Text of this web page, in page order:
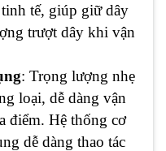
tế, giúp giữ dây
trượt dây khi vận
: Trọng lượng nhẹ
loại, dễ dàng vận
điểm. Hệ thống cơ
dễ dàng thao tác